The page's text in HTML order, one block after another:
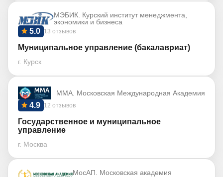
МЭБИК. Курский институт менеджмента,
экономики и бизнеса
13 отзывов
5.0
Муниципальное управление (бакалавриат)
г. Курск
ММА. Московская Международная Академия
12 отзывов
4.9
Государственное и муниципальное
управление
г. Москва
МосАП. Московская академия